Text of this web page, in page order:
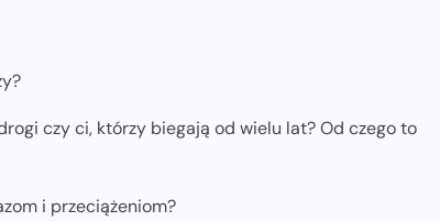
czy ci, którzy biegają od wielu lat? Od czego to
i przeciążeniom?